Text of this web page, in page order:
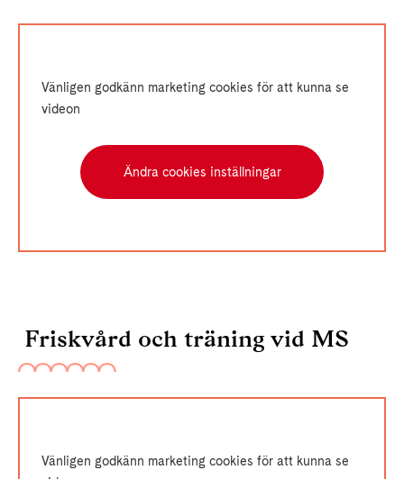
Vänligen godkänn marketing cookies för att kunna se
videon
Ändra cookies inställningar
Friskvård och träning vid MS
Vänligen godkänn marketing cookies för att kunna se